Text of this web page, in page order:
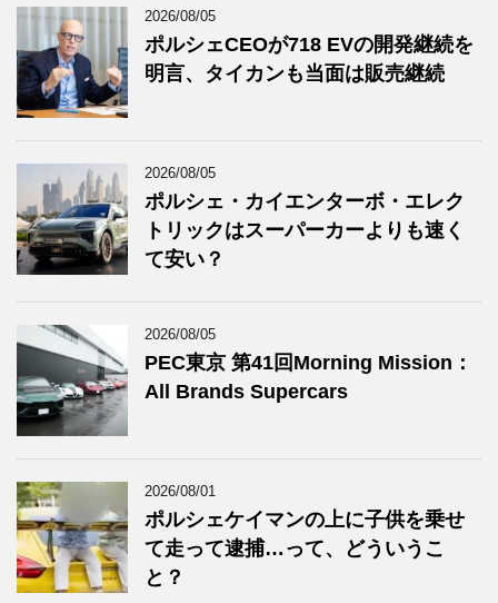
2026/08/05
ポルシェCEOが718 EVの開発継続を
明言、タイカンも当面は販売継続
2026/08/05
ポルシェ・カイエンターボ・エレク
トリックはスーパーカーよりも速く
て安い？
2026/08/05
PEC東京 第41回Morning Mission：
All Brands Supercars
2026/08/01
ポルシェケイマンの上に子供を乗せ
て走って逮捕…って、どういうこ
と？